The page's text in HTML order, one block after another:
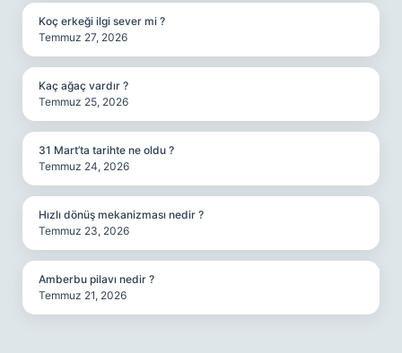
Koç erkeği ilgi sever mi ?
Temmuz 27, 2026
Kaç ağaç vardır ?
Temmuz 25, 2026
31 Mart’ta tarihte ne oldu ?
Temmuz 24, 2026
Hızlı dönüş mekanizması nedir ?
Temmuz 23, 2026
Amberbu pilavı nedir ?
Temmuz 21, 2026